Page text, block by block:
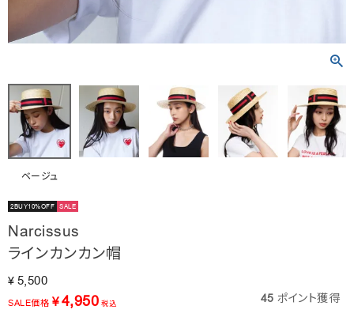
INFORMATION
はじめてご利用の方へ
お問い合わせ
ベージュ
2BUY10%OFF SALE
Narcissus
ラインカンカン帽
¥ 5,500
SALE価格 ¥ 4,950 税込 45 ポイント獲得